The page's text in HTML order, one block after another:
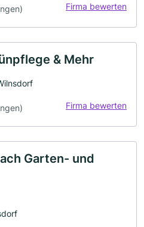
Firma bewerten
& Mehr
Firma bewerten
Garten- und